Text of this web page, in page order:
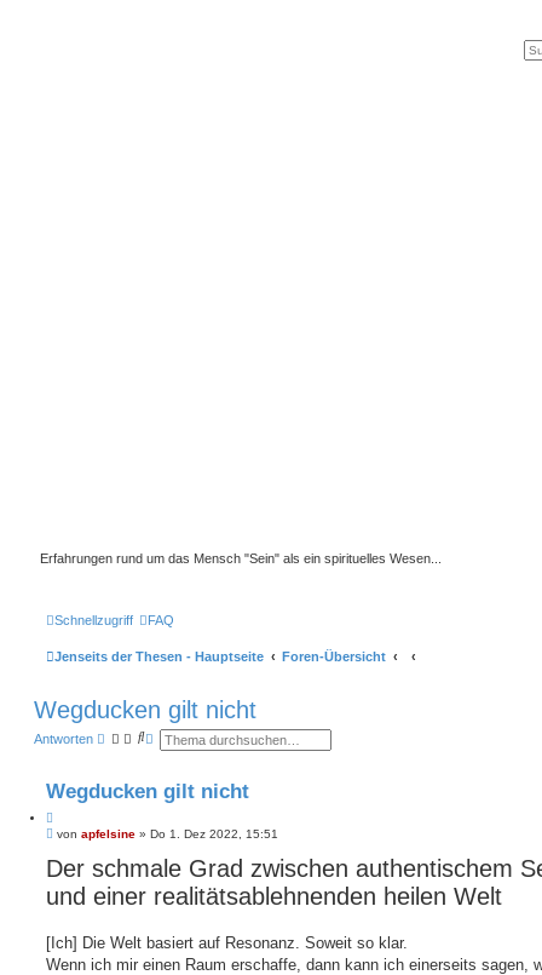
Erfahrungen rund um das Mensch "Sein" als ein spirituelles Wesen...
Schnellzugriff FAQ
Jenseits der Thesen - Hauptseite Foren-Übersicht
Wegducken gilt nicht
Antworten
S
e
E
i
r
e
S
u
c
e
Wegducken gilt nicht
a
B
i
t
a
von apfelsine » Do 1. Dez 2022, 15:51
Der schmale Grad zwischen authentischem
und einer realitätsablehnenden heilen Welt
[Ich] Die Welt basiert auf Resonanz. Soweit so klar.
Wenn ich mir einen Raum erschaffe, dann kann ich einerseits sagen,